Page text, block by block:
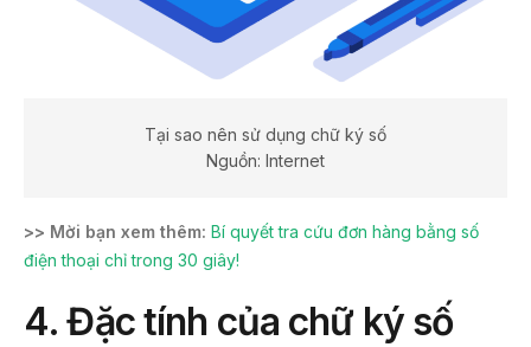
Tại sao nên sử dụng chữ ký số
Nguồn: Internet
>> Mời bạn xem thêm: Bí quyết tra cứu đơn hàng bằng số
điện thoại chỉ trong 30 giây!
4.Đặc tính của chữ ký số